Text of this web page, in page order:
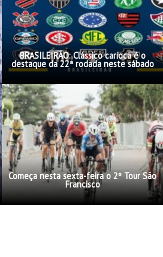
BRASILEIRÃO: Clássico carioca é o
destaque da 22ª rodada neste sábado
Começa nesta sexta-feira o 2º Tour São
Francisco